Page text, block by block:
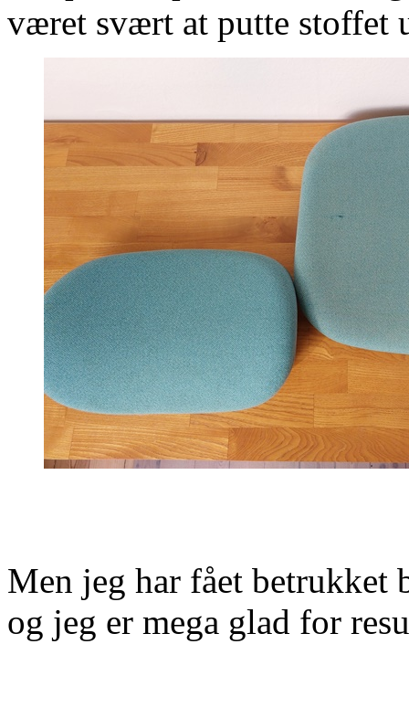
været svært at putte stoffet
Men jeg har fået
og jeg er mega glad for